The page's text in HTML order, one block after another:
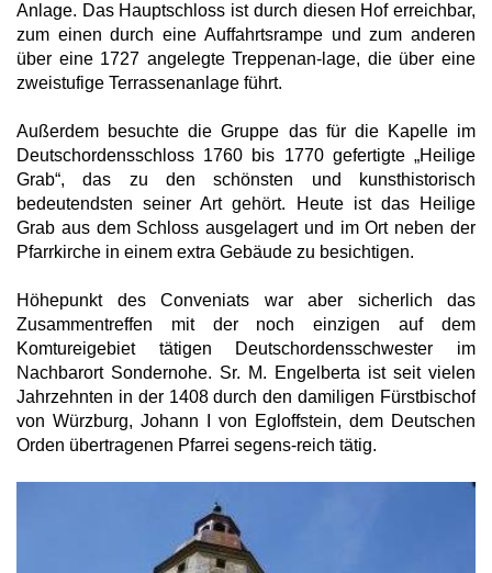
Anlage. Das Hauptschloss ist durch diesen Hof erreichbar,
zum einen durch eine Auffahrtsrampe und zum anderen
über eine 1727 angelegte Treppenan-lage, die über eine
zweistufige Terrassenanlage führt.
Außerdem besuchte die Gruppe das für die Kapelle im
Deutschordensschloss 1760 bis 1770 gefertigte „Heilige
Grab“, das zu den schönsten und kunsthistorisch
bedeutendsten seiner Art gehört. Heute ist das Heilige
Grab aus dem Schloss ausgelagert und im Ort neben der
Pfarrkirche in einem extra Gebäude zu besichtigen.
Höhepunkt des Conveniats war aber sicherlich das
Zusammentreffen mit der noch einzigen auf dem
Komtureigebiet tätigen Deutschordensschwester im
Nachbarort Sondernohe. Sr. M. Engelberta ist seit vielen
Jahrzehnten in der 1408 durch den damiligen Fürstbischof
von Würzburg, Johann I von Egloffstein, dem Deutschen
Orden übertragenen Pfarrei segens-reich tätig.